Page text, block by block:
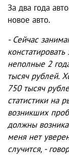
За два года
новое авто.
- Сейчас
неполные 2
тысяч рублей.
750 тысяч
статистики на
возникших
должны
меня нет
случится, -